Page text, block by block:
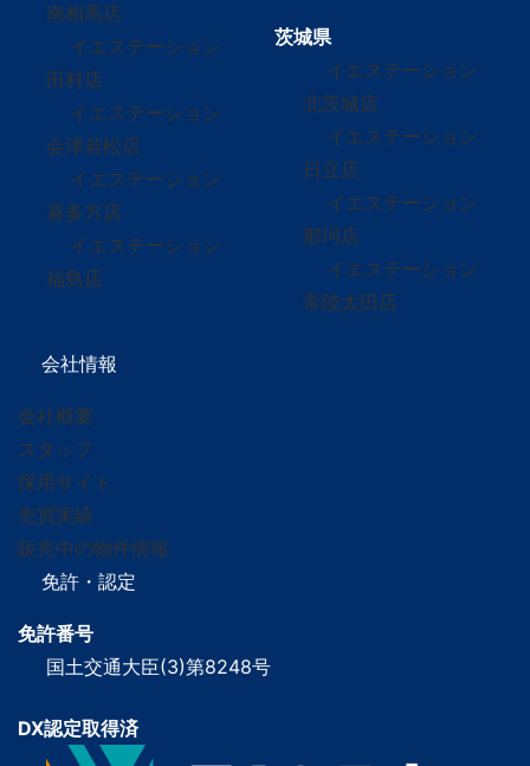
南相馬店
イエステーション
田村店
イエステーション
会津若松店
イエステーション
喜多方店
イエステーション
福島店
茨城県
イエステーション
北茨城店
イエステーション
日立店
イエステーション
那珂店
イエステーション
常陸太田店
会社情報
会社概要
スタッフ
採用サイト
売買実績
販売中の物件情報
免許・認定
免許番号
国土交通大臣(3)第8248号
DX認定取得済